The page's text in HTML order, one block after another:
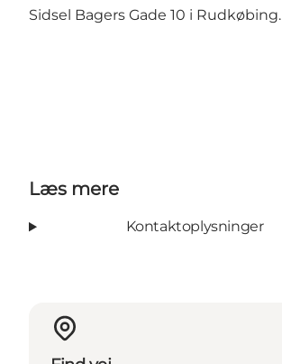
Sidsel Bagers Gade 10 i Rudkøbing.
Læs mere
Kontaktoplysninger